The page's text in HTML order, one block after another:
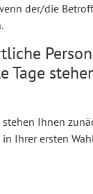
der/die
Ihnen
Ihrer ersten